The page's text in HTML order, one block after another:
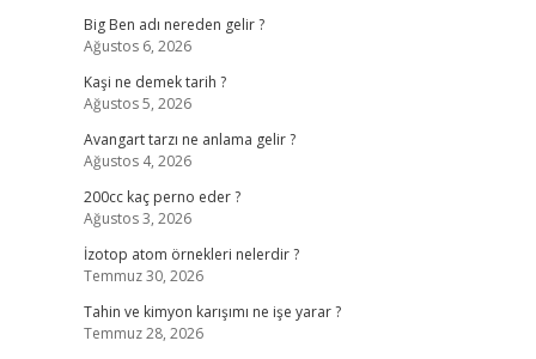
Big Ben adı nereden gelir ?
Ağustos 6, 2026
Kaşi ne demek tarih ?
Ağustos 5, 2026
Avangart tarzı ne anlama gelir ?
Ağustos 4, 2026
200cc kaç perno eder ?
Ağustos 3, 2026
İzotop atom örnekleri nelerdir ?
Temmuz 30, 2026
Tahin ve kimyon karışımı ne işe yarar ?
Temmuz 28, 2026